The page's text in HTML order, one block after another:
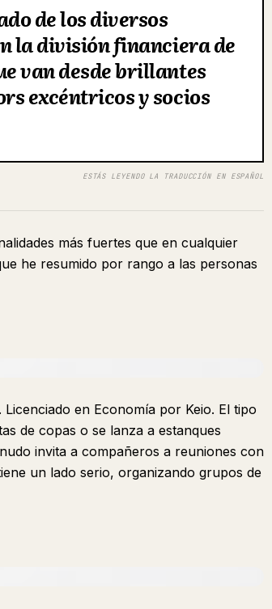
de los diversos
la división financiera de
van desde brillantes
excéntricos y socios
ESTÁS LEYENDO LA TRADUCCIÓN EN ESPAÑOL
más fuertes que en cualquier
he resumido por rango a las personas
en Economía por Keio. El tipo
de copas o se lanza a estanques
invita a compañeros a reuniones con
un lado serio, organizando grupos de